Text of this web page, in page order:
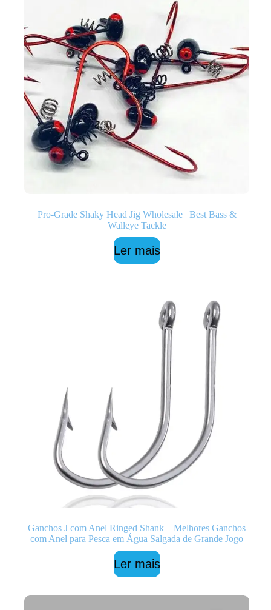
Pro-Grade Shaky Head Jig Wholesale | Best Bass &
Walleye Tackle
Ler mais
Ganchos J com Anel Ringed Shank – Melhores Ganchos
com Anel para Pesca em Água Salgada de Grande Jogo
Ler mais